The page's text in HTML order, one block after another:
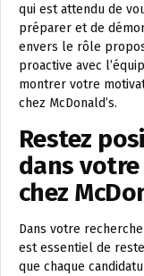
qui est attendu de
préparer et de
envers le rôle
proactive avec
montrer votre
chez McDonald’s.
Restez
dans votre
chez
Dans votre
est essentiel de
que chaque